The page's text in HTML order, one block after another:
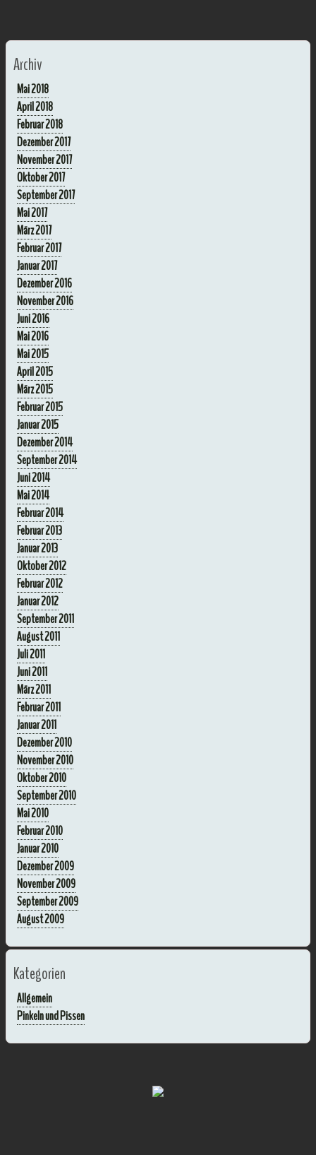
Archiv
Mai 2018
April 2018
Februar 2018
Dezember 2017
November 2017
Oktober 2017
September 2017
Mai 2017
März 2017
Februar 2017
Januar 2017
Dezember 2016
November 2016
Juni 2016
Mai 2016
Mai 2015
April 2015
März 2015
Februar 2015
Januar 2015
Dezember 2014
September 2014
Juni 2014
Mai 2014
Februar 2014
Februar 2013
Januar 2013
Oktober 2012
Februar 2012
Januar 2012
September 2011
August 2011
Juli 2011
Juni 2011
März 2011
Februar 2011
Januar 2011
Dezember 2010
November 2010
Oktober 2010
September 2010
Mai 2010
Februar 2010
Januar 2010
Dezember 2009
November 2009
September 2009
August 2009
Kategorien
Allgemein
Pinkeln und Pissen